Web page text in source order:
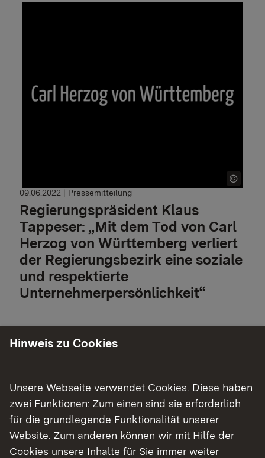
Regierungspräsident Klaus
Tappeser: „Mit dem Tod von Carl
Herzog von Württemberg verliert
der Regierungsbezirk eine soziale
und respektierte
Unternehmerpersönlichkeit“
09.06.2022 | Pressemitteilung
Mehr
Hinweis zu Cookies
Unsere Webseite verwendet Cookies. Diese haben
zwei Funktionen: Zum einen sind sie erforderlich
für die grundlegende Funktionalität unserer
Website. Zum anderen können wir mit Hilfe der
Cookies unsere Inhalte für Sie immer weiter